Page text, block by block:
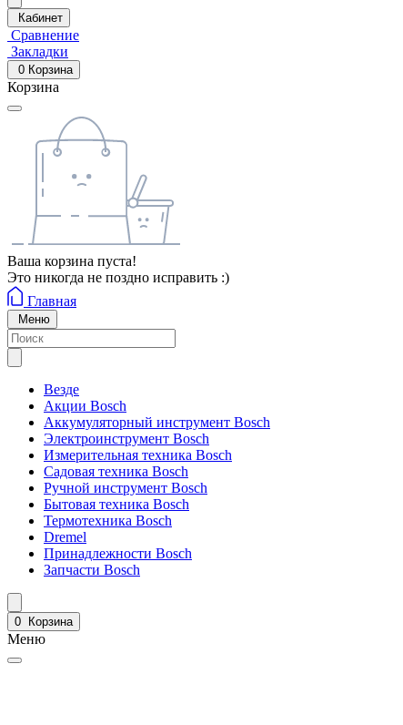
Кабинет
Сравнение
Закладки
0 Корзина
Корзина
Ваша корзина пуста!
Это никогда не поздно исправить :)
Главная
Меню
Везде
Акции Bosch
Аккумуляторный инструмент Bosch
Электроинструмент Bosch
Измерительная техника Bosch
Садовая техника Bosch
Ручной инструмент Bosch
Бытовая техника Bosch
Термотехника Bosch
Dremel
Принадлежности Bosch
Запчасти Bosch
0 Корзина
Меню